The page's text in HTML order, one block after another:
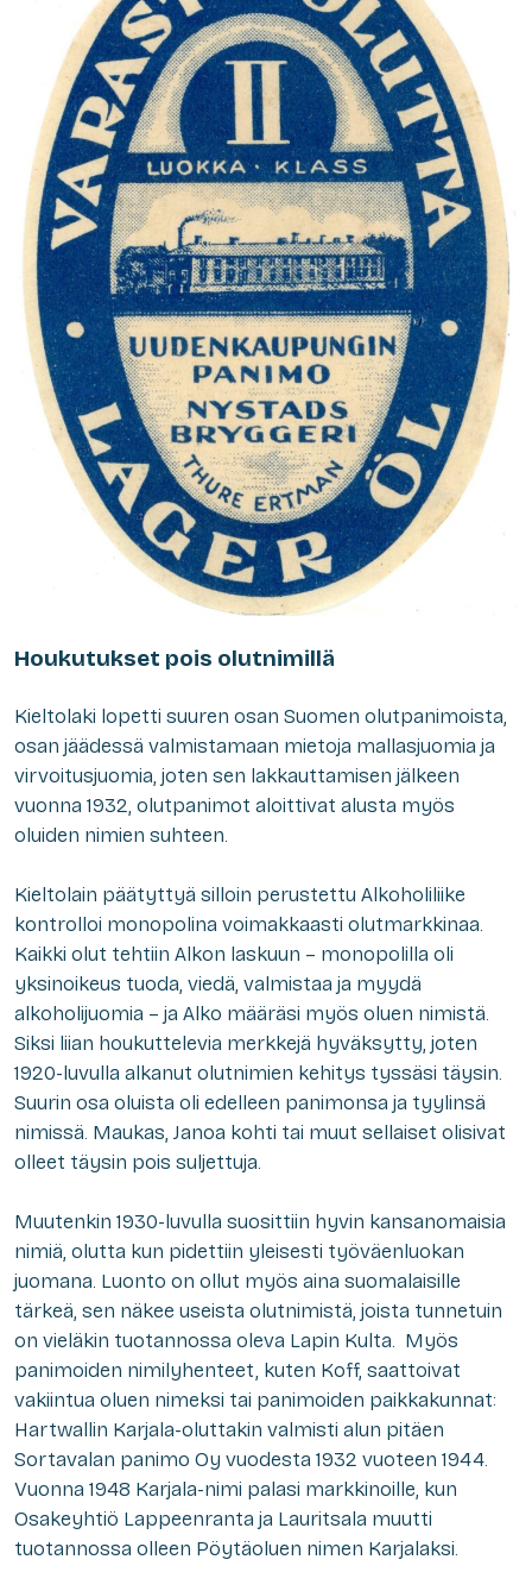
Houkutukset pois olutnimillä
Kieltolaki lopetti suuren osan Suomen olutpanimoista,
osan jäädessä valmistamaan mietoja mallasjuomia ja
virvoitusjuomia, joten sen lakkauttamisen jälkeen
vuonna 1932, olutpanimot aloittivat alusta myös
oluiden nimien suhteen.
Kieltolain päätyttyä silloin perustettu Alkoholiliike
kontrolloi monopolina voimakkaasti olutmarkkinaa.
Kaikki olut tehtiin Alkon laskuun – monopolilla oli
yksinoikeus tuoda, viedä, valmistaa ja myydä
alkoholijuomia – ja Alko määräsi myös oluen nimistä.
Siksi liian houkuttelevia merkkejä hyväksytty, joten
1920-luvulla alkanut olutnimien kehitys tyssäsi täysin.
Suurin osa oluista oli edelleen panimonsa ja tyylinsä
nimissä. Maukas, Janoa kohti tai muut sellaiset olisivat
olleet täysin pois suljettuja.
Muutenkin 1930-luvulla suosittiin hyvin kansanomaisia
nimiä, olutta kun pidettiin yleisesti työväenluokan
juomana. Luonto on ollut myös aina suomalaisille
tärkeä, sen näkee useista olutnimistä, joista tunnetuin
on vieläkin tuotannossa oleva Lapin Kulta. Myös
panimoiden nimilyhenteet, kuten Koff, saattoivat
vakiintua oluen nimeksi tai panimoiden paikkakunnat:
Hartwallin Karjala-oluttakin valmisti alun pitäen
Sortavalan panimo Oy vuodesta 1932 vuoteen 1944.
Vuonna 1948 Karjala-nimi palasi markkinoille, kun
Osakeyhtiö Lappeenranta ja Lauritsala muutti
tuotannossa olleen Pöytäoluen nimen Karjalaksi.